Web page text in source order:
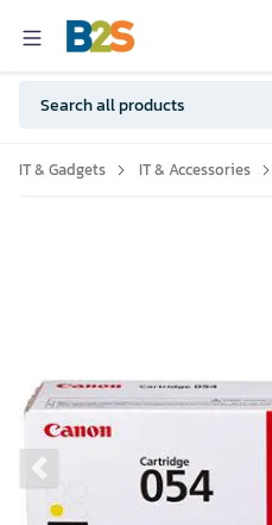
IT & Gadgets IT & Accessories
Previous slide